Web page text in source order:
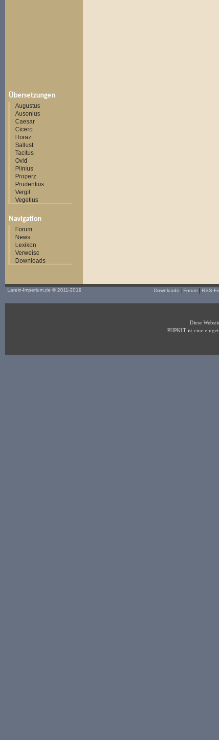
Übersetzungen
Augustus
Ausonius
Caesar
Cicero
Horaz
Sallust
Tacitus
Ovid
Plinius
Properz
Prudentius
Vergil
Vegetius
Navigation
Forum
News
Lexikon
Verweise
Downloads
Latein-Imperium.de © 2011-2019 Downloads Forum RSS-
Diese
PHPKIT ist eine